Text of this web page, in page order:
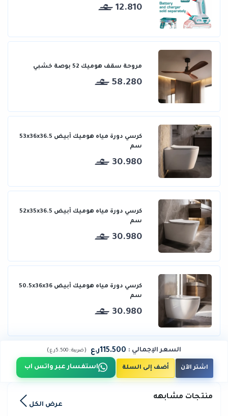
12.810
مروحة سقف هوميك 52 بوصة خشبي
58.280
كرسي دورة مياه هوميك أبيض 53x36x36.5
سم
30.980
كرسي دورة مياه هوميك أبيض 52x35x36.5
سم
30.980
كرسي دورة مياه هوميك أبيض 50.5x36x36
سم
30.980
السعر الإجمالي : 115.500ر.ع (ضريبة : 5.500ر.ع )
اشتر الآن أضف إلى السلة استفسار عبر واتس اب
منتجات مشابهه
عرض الكل